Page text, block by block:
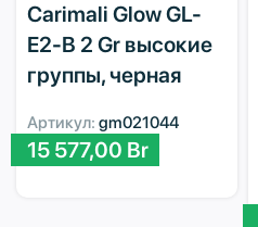
Carimali Glow GL-
E2-B 2 Gr высокие
группы, черная
Артикул: gm021044
15 577,00 Br